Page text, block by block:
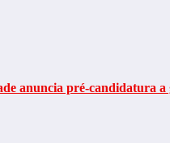
anuncia pré-candidatura a